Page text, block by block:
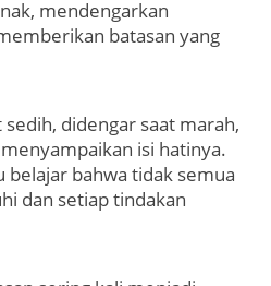
mendengarkan
batasan yang
didengar saat marah,
isi hatinya.
belajar bahwa tidak semua
dan setiap tindakan